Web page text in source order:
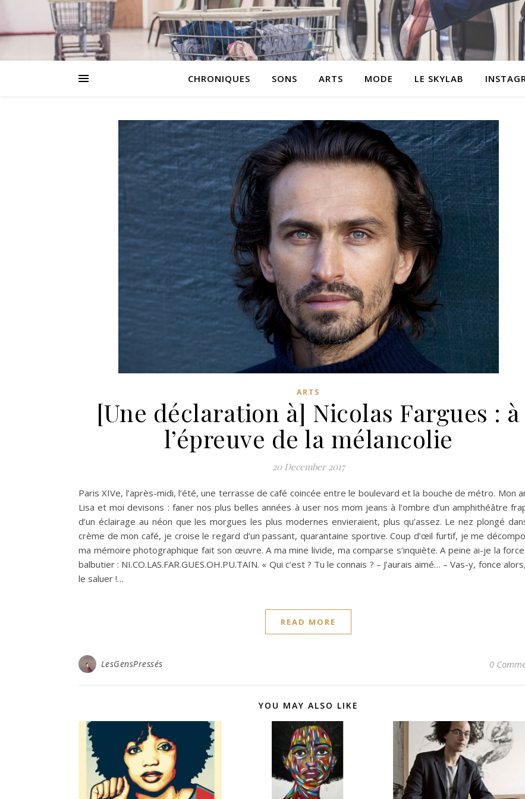
CHRONIQUES SONS ARTS MODE LE SKYLAB
ARTS
[Une déclaration à] Nicolas Fargues : à
l’épreuve de la mélancolie
20 December 2017
Paris XIVe, l’après-midi, l’été, une terrasse de café coincée entre le boulevard et la bouche de métro. Mon
Lisa et moi devisons : faner nos plus belles années à user nos mom jeans à l’ombre d’un amphithéâtre
d’un éclairage au néon que les morgues les plus modernes envieraient, plus qu’assez. Le nez plongé
crème de mon café, je croise le regard d’un passant, quarantaine sportive. Coup d’œil furtif, je me
ma mémoire photographique fait son œuvre. A ma mine livide, ma comparse s’inquiète. A peine ai-je la
balbutier : NI.CO.LAS.FAR.GUES.OH.PU.TAIN. « Qui c’est ? Tu le connais ? – J’aurais aimé… – Vas-y, fonce
le saluer !…
READ MORE
LesGensPressés 0
YOU MAY ALSO LIKE